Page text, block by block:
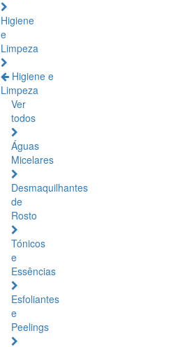
Higiene
e
Limpeza
Higiene e
Limpeza
Ver
todos
Águas
Micelares
Desmaquilhantes
de
Rosto
Tónicos
e
Essências
Esfoliantes
e
Peelings